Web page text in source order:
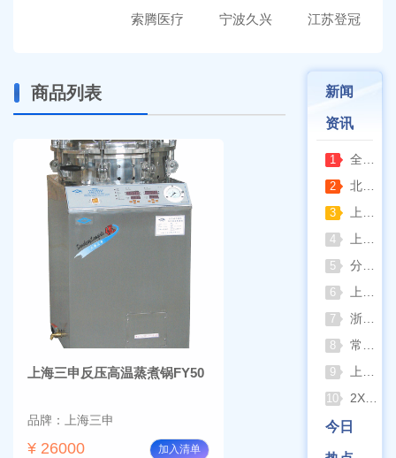
索腾医疗 宁波久兴 江苏登冠
商品列表
上海三申反压高温蒸煮锅FY50
品牌：上海三申
¥ 26000 加入清单
新闻
资讯
1 全自动凯氏定氮仪测定焦炭中氮 上海纤检助力焦化行业精准检测
2 北京六一电泳仪完整选型指南（分电泳槽 + 电源两大模块，按实验场景直接匹配）
3 上海仪电吸光光度法和荧光分析法的异同
4 上海佑科GC-7860系列网络化气相色谱仪
5 分清生物安全柜与洁净工作台 苏州安泰科普两类设备差异
6 上海申安灭菌器外排、内排与干燥功能全解析
7 浙江孚夏：打造合规可靠的实验室洁净装备
8 常熟雪科实验室制冰机日常保养要点
9 上海梅颖浦：深耕混匀设备 赋能科研实验稳定开展
10 2XZ-2/4旋片真空泵完整清洗拆装流程（临海永昊真空泵实操指南）
今日